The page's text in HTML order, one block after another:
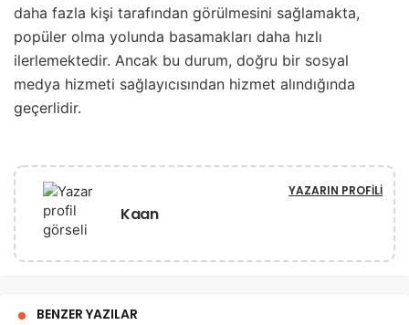
daha fazla kişi tarafından görülmesini sağlamakta,
popüler olma yolunda basamakları daha hızlı
ilerlemektedir. Ancak bu durum, doğru bir sosyal
medya hizmeti sağlayıcısından hizmet alındığında
geçerlidir.
Kaan
YAZARIN PROFILI
BENZER YAZILAR